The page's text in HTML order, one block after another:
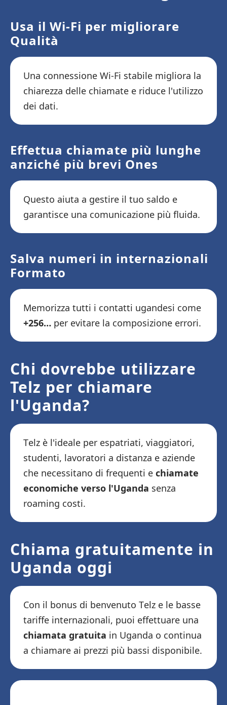
Usa il Wi-Fi per migliorare
Qualità
Una connessione Wi-Fi stabile migliora la
chiarezza delle chiamate e riduce l'utilizzo
dei dati.
Effettua chiamate più lunghe
anziché più brevi Ones
Questo aiuta a gestire il tuo saldo e
garantisce una comunicazione più fluida.
Salva numeri in internazionali
Formato
Memorizza tutti i contatti ugandesi come
+256… per evitare la composizione errori.
Chi dovrebbe utilizzare
Telz per chiamare
l'Uganda?
Telz è l'ideale per espatriati, viaggiatori,
studenti, lavoratori a distanza e aziende
che necessitano di frequenti e chiamate
economiche verso l'Uganda senza
roaming costi.
Chiama gratuitamente in
Uganda oggi
Con il bonus di benvenuto Telz e le basse
tariffe internazionali, puoi effettuare una
chiamata gratuita in Uganda o continua
a chiamare ai prezzi più bassi disponibile.